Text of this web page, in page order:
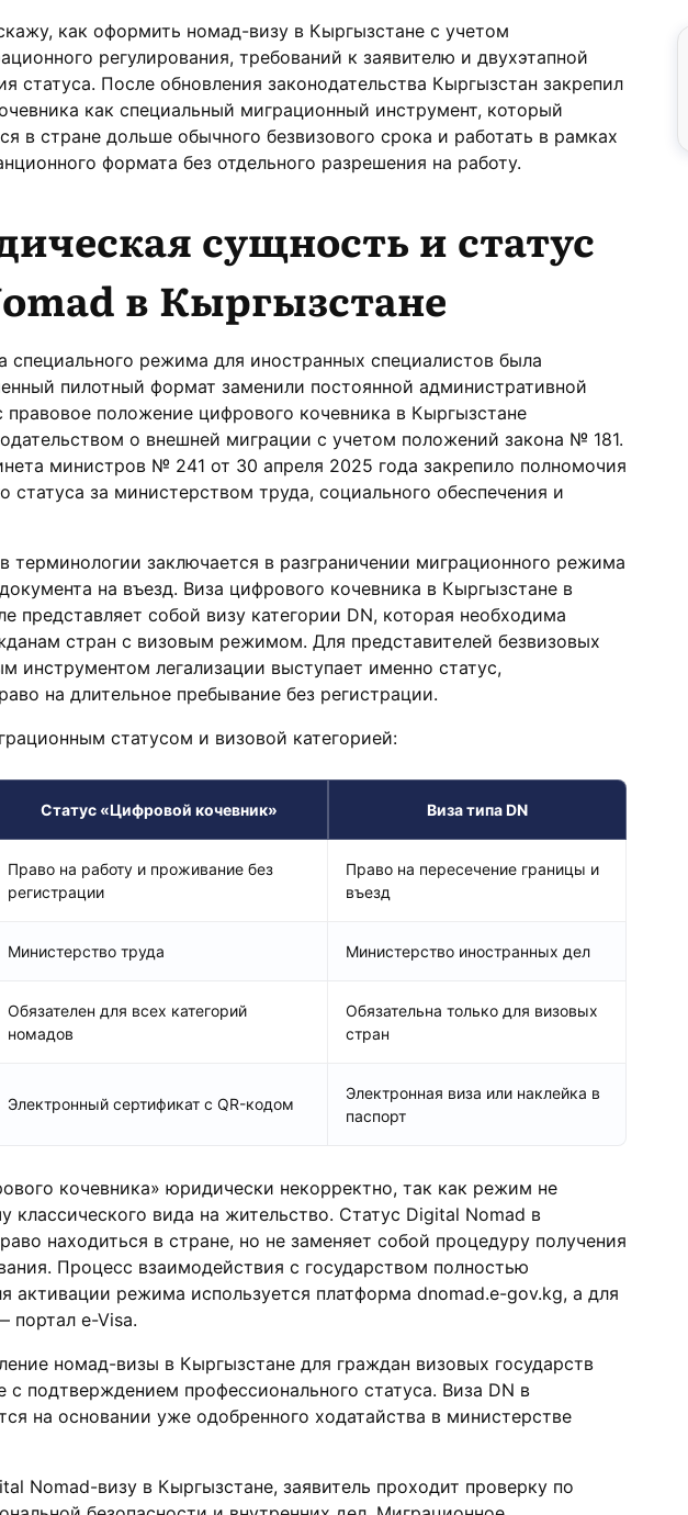
как оформить номад-визу в Кыргызстане с учетом
регулирования, требований к заявителю и двухэтапной
статуса. После обновления законодательства Кыргызстан закрепил
как специальный миграционный инструмент, который
в стране дольше обычного безвизового срока и работать в рамках
формата без отдельного разрешения на работу.
сущность и статус
в Кыргызстане
специального режима для иностранных специалистов была
пилотный формат заменили постоянной административной
положение цифрового кочевника в Кыргызстане
о внешней миграции с учетом положений закона № 181.
министров № 241 от 30 апреля 2025 года закрепило полномочия
статуса за министерством труда, социального обеспечения и
терминологии заключается в разграничении миграционного режима
на въезд. Виза цифрового кочевника в Кыргызстане в
представляет собой визу категории DN, которая необходима
стран с визовым режимом. Для представителей безвизовых
инструментом легализации выступает именно статус,
на длительное пребывание без регистрации.
статусом и визовой категорией:
Статус «Цифровой кочевник» Виза типа DN
Право на работу и проживание без
регистрации
Право на пересечение границы и
въезд
Министерство труда Министерство иностранных дел
Обязателен для всех категорий
номадов
Обязательна только для визовых
стран
Электронный сертификат с QR-кодом
Электронная виза или наклейка в
паспорт
кочевника» юридически некорректно, так как режим не
классического вида на жительство. Статус Digital Nomad в
находиться в стране, но не заменяет собой процедуру получения
Процесс взаимодействия с государством полностью
активации режима используется платформа dnomad.e-gov.kg, а для
портал e-Visa.
номад-визы в Кыргызстане для граждан визовых государств
с подтверждением профессионального статуса. Виза DN в
на основании уже одобренного ходатайства в министерстве
Nomad-визу в Кыргызстане, заявитель проходит проверку по